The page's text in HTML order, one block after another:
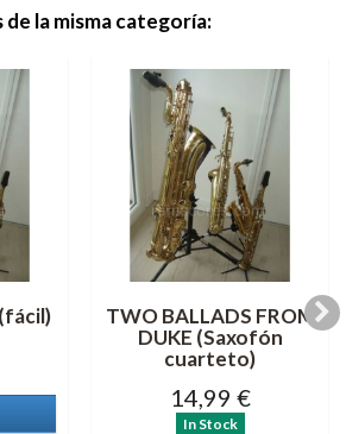
la misma categoría:
TWO BALLADS FROM
DUKE (Saxofón
cuarteto)
14,99 €
In Stock